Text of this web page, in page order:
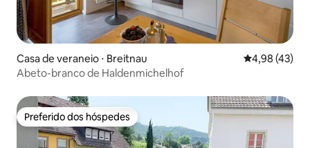
Casa de veraneio ⋅ Breitnau 4,98 de uma
4,98 (43)
Abeto-branco de Haldenmichelhof
Preferido dos hóspedes
Preferido dos hóspedes